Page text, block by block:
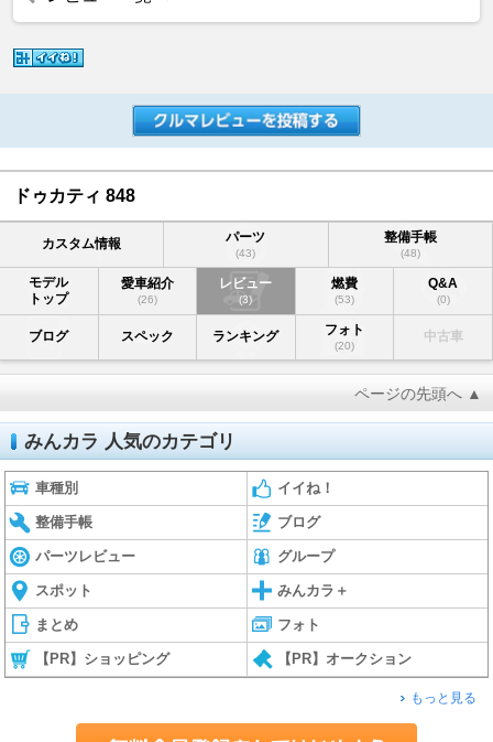
ドゥカティ 848
カスタム情報 パーツ
(43)
整備手帳
(48)
モデル
トップ
愛車紹介
(26)
レビュー
(3)
燃費
(53)
Q&A
(0)
ブログ スペック ランキング フォト
(20)
中古車
ページの先頭へ ▲
みんカラ 人気のカテゴリ
車種別 イイね！
整備手帳 ブログ
パーツレビュー グループ
スポット みんカラ＋
まとめ フォト
【PR】ショッピング 【PR】オークション
もっと見る